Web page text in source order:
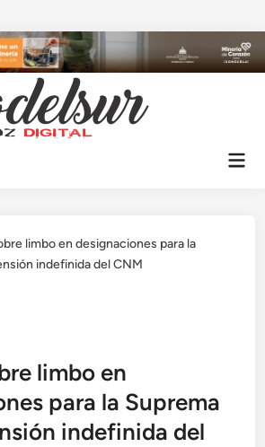
limbo en designaciones para la
indefinida del CNM
limbo en
para la Suprema
indefinida del